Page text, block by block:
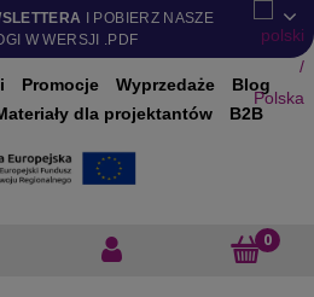
I POBIERZ NASZE
W WERSJI .PDF
Promocje Wyprzedaże
Blog
dla projektantów B2B